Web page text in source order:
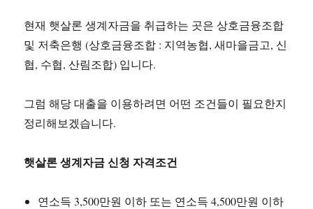
현재 햇살론 생계자금을 취급하는 곳은 상호금융조합
및 저축은행 (상호금융조합 : 지역농협, 새마을금고, 신
협, 수협, 산림조합) 입니다.
그럼 해당 대출을 이용하려면 어떤 조건들이 필요한지
정리해보겠습니다.
햇살론 생계자금 신청 자격조건
연소득 3,500만원 이하 또는 연소득 4,500만원 이하